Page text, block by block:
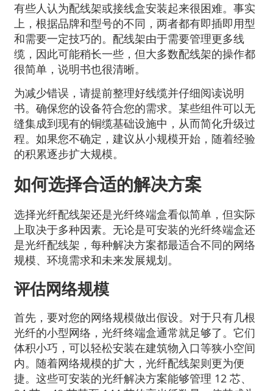
有些人认为配线架或接线盒安装起来很困难。事实
上，根据品牌和型号的不同，两者都有即插即用型
和需要一定技巧的。配线架由于需要管理更多线
缆，因此可能稍长一些，但大多数配线架的操作都
很简单，说明书也很清晰。
为减少错误，请提前整理好线缆并仔细阅读说明
书。确保您的设备符合您的需求。某些组件可以无
缝集成到现有的铜缆基础设施中，从而简化升级过
程。如果您不确定，建议从小规模开始，随着经验
的积累逐步扩大规模。
如何选择合适的解决方案
选择光纤配线架还是光纤终端盒看似简单，但实际
上取决于多种因素。无论是可安装的光纤终端盒还
是光纤配线架，每种解决方案都最适合不同的网络
规模、环境需求和未来发展规划。
评估网络规模
首先，要对您的网络规模做出假设。对于只有几根
光纤的小型网络，光纤终端盒通常就足够了。它们
体积小巧，可以轻松安装在建筑物入口等狭小空间
内。随着网络规模的扩大，光纤配线架则更为便
捷。这些可安装的光纤解决方案能够管理 12 芯、